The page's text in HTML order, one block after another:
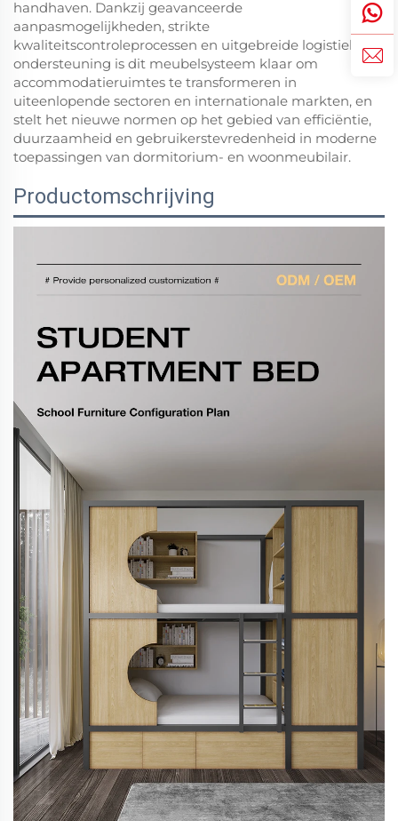
handhaven. Dankzij geavanceerde
aanpasmogelijkheden, strikte
kwaliteitscontroleprocessen en uitgebreide logistieke
ondersteuning is dit meubelsysteem klaar om
accommodatieruimtes te transformeren in
uiteenlopende sectoren en internationale markten, en
stelt het nieuwe normen op het gebied van efficiëntie,
duurzaamheid en gebruikerstevredenheid in moderne
toepassingen van dormitorium- en woonmeubilair.
Productomschrijving